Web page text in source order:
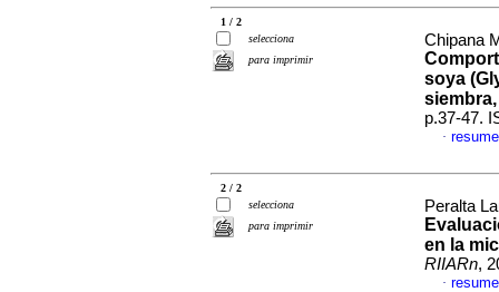
1 / 2
selecciona
para imprimir
Chipana
soya
p.37-47.
·
2 / 2
selecciona
para imprimir
Peralta
en la
RIIARn,
·